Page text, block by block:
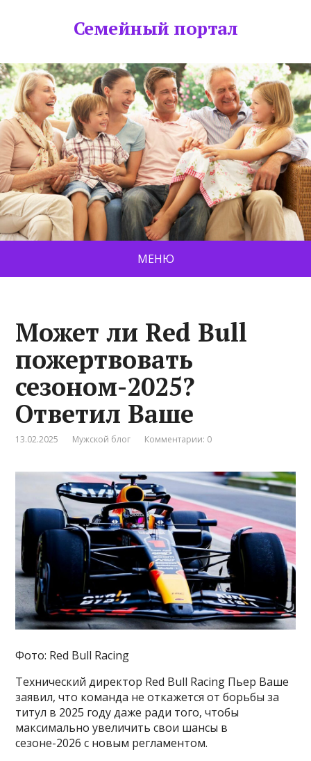
Семейный портал
МЕНЮ
Может ли Red Bull
пожертвовать
сезоном-2025?
Ответил Ваше
13.02.2025 Мужской блог Комментарии: 0
Фото: Red Bull Racing
Технический директор Red Bull Racing Пьер Ваше
заявил, что команда не откажется от борьбы за
титул в 2025 году даже ради того, чтобы
максимально увеличить свои шансы в
сезоне-2026 с новым регламентом.